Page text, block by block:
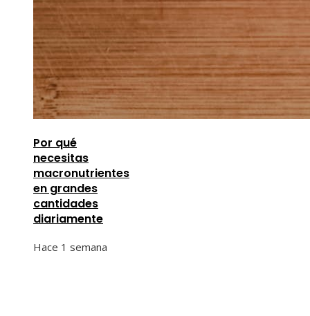
Por qué
necesitas
macronutrientes
en grandes
cantidades
diariamente
Hace 1 semana